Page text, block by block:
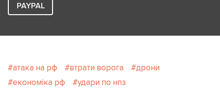
PAYPAL
атака на рф втрати ворога
дрони
економіка рф
удари по нпз